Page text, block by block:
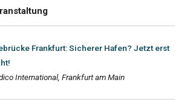
Frankfurt: Sicherer Hafen? Jetzt erst
International, Frankfurt am Main